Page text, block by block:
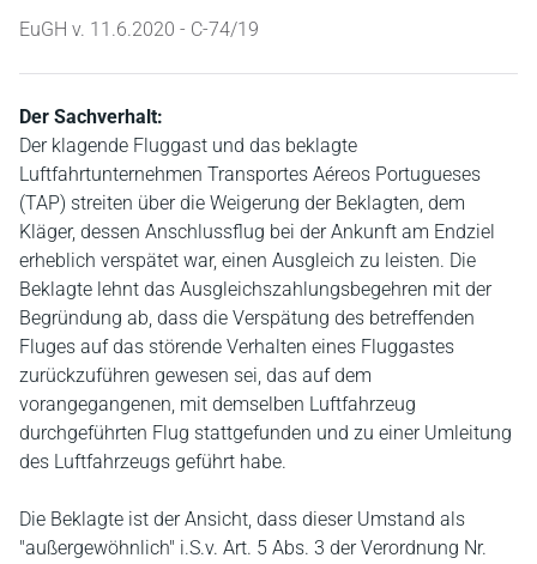
EuGH v. 11.6.2020 - C-74/19
Der Sachverhalt:
Der klagende Fluggast und das beklagte
Luftfahrtunternehmen Transportes Aéreos Portugueses
(TAP) streiten über die Weigerung der Beklagten, dem
Kläger, dessen Anschlussflug bei der Ankunft am Endziel
erheblich verspätet war, einen Ausgleich zu leisten. Die
Beklagte lehnt das Ausgleichszahlungsbegehren mit der
Begründung ab, dass die Verspätung des betreffenden
Fluges auf das störende Verhalten eines Fluggastes
zurückzuführen gewesen sei, das auf dem
vorangegangenen, mit demselben Luftfahrzeug
durchgeführten Flug stattgefunden und zu einer Umleitung
des Luftfahrzeugs geführt habe.
Die Beklagte ist der Ansicht, dass dieser Umstand als
"außergewöhnlich" i.S.v. Art. 5 Abs. 3 der Verordnung Nr.